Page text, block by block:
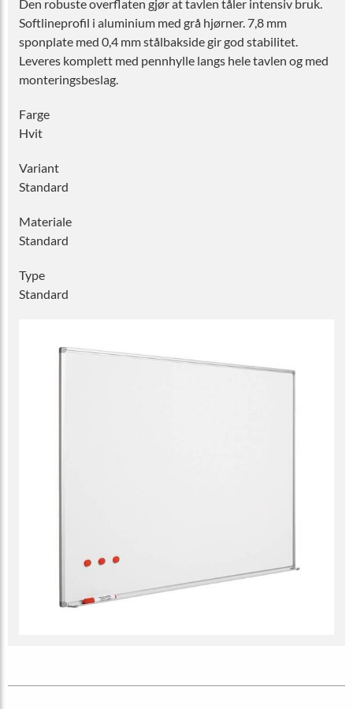
Den robuste overflaten gjør at tavlen tåler intensiv bruk.
Softlineprofil i aluminium med grå hjørner. 7,8 mm
sponplate med 0,4 mm stålbakside gir god stabilitet.
Leveres komplett med pennhylle langs hele tavlen og med
monteringsbeslag.
Farge
Hvit
Variant
Standard
Materiale
Standard
Type
Standard